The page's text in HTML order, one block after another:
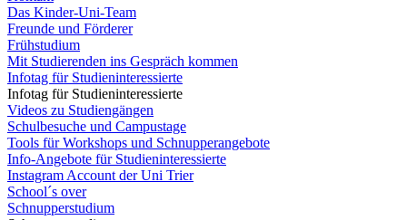
Das Kinder-Uni-Team
Freunde und Förderer
Frühstudium
Mit Studierenden ins Gespräch kommen
Infotag für Studieninteressierte
Infotag für Studieninteressierte
Videos zu Studiengängen
Schulbesuche und Campustage
Tools für Workshops und Schnupperangebote
Info-Angebote für Studieninteressierte
Instagram Account der Uni Trier
School´s over
Schnupperstudium